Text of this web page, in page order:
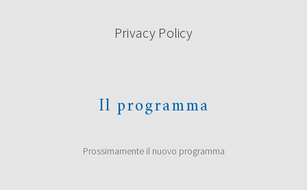
Privacy Policy
Il programma
Prossimamente il nuovo programma